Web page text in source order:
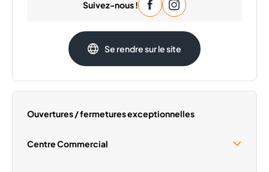
09:30 - 20:00
09:30 - 20:00
Samedi
09:30 - 20:00
Suivez-nous !
Se rendre sur le site
Ouvertures / fermetures exceptionnelles
Centre Commercial